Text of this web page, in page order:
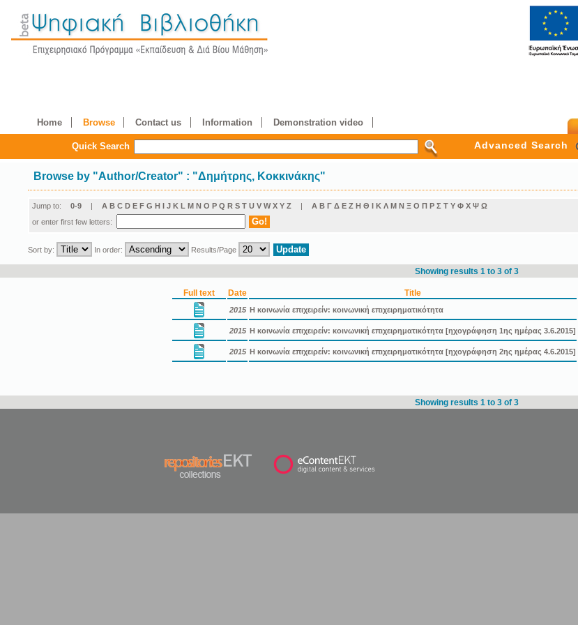
Home Browse Contact us Information Demonstration video
Quick Search Advanced Search
Browse by "Author/Creator" : "Δημήτρης, Κοκκινάκης"
Jump to: 0-9 | A B C D E F G H I J K L M N O P Q R S T U V W X Y Z | Α Β Γ Δ Ε Ζ Η Θ Ι Κ Λ Μ Ν Ξ Ο Π Ρ Σ Τ Υ Φ Χ Ψ Ω
or enter first few letters:
Sort by: In order: Results/Page
Showing results 1 to 3 of 3
Full text Date Title
2015 Η κοινωνία επιχειρείν: κοινωνική επιχειρηματικότητα
2015 Η κοινωνία επιχειρείν: κοινωνική επιχειρηματικότητα [ηχογράφηση 1ης ημέρας 3.6.2015]
2015 Η κοινωνία επιχειρείν: κοινωνική επιχειρηματικότητα [ηχογράφηση 2ης ημέρας 4.6.2015]
Showing results 1 to 3 of 3